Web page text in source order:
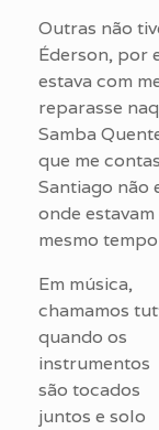
Outras não
Éderson, por
estava com
reparasse
Samba
que me
Santiago não
onde
mesmo
Em música,
chamamos
quando os
instrumentos
são tocados
juntos e solo